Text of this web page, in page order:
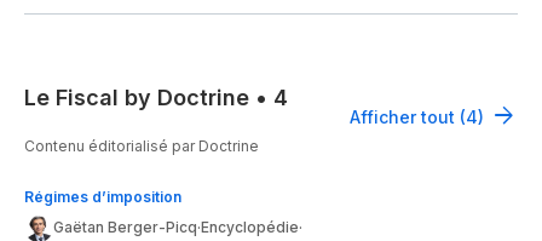
Le Fiscal by Doctrine • 4
Afficher tout (4)
Contenu éditorialisé par Doctrine
Régimes d’imposition
Gaëtan Berger-Picq·Encyclopédie·